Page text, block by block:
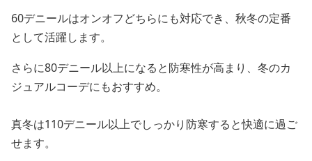
60デニールはオンオフどちらにも対応でき、秋冬の定番
として活躍します。
さらに80デニール以上になると防寒性が高まり、冬のカ
ジュアルコーデにもおすすめ。
真冬は110デニール以上でしっかり防寒すると快適に過ご
せます。